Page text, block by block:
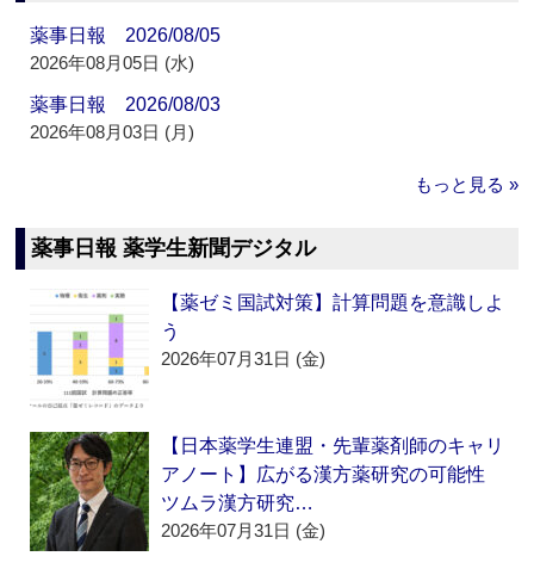
薬事日報 2026/08/05
2026年08月05日 (水)
薬事日報 2026/08/03
2026年08月03日 (月)
もっと見る »
薬事日報 薬学生新聞デジタル
【薬ゼミ国試対策】計算問題を意識しよ
う
2026年07月31日 (金)
【日本薬学生連盟・先輩薬剤師のキャリ
アノート】広がる漢方薬研究の可能性
ツムラ漢方研究…
2026年07月31日 (金)